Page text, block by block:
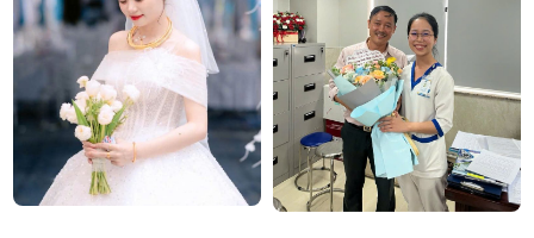
Hotline: 093 407 2575
E-mail:info@flowersight.com
Website:https://flowersight.com/
Đánh giá product này